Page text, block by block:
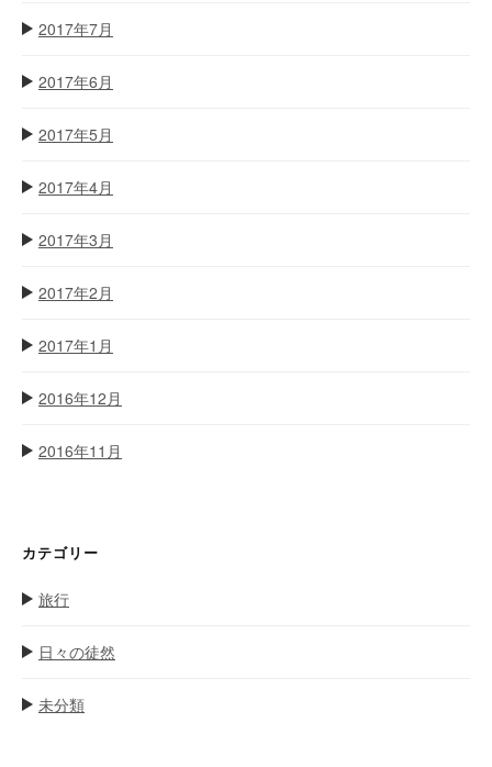
2017年7月
2017年6月
2017年5月
2017年4月
2017年3月
2017年2月
2017年1月
2016年12月
2016年11月
カテゴリー
旅行
日々の徒然
未分類